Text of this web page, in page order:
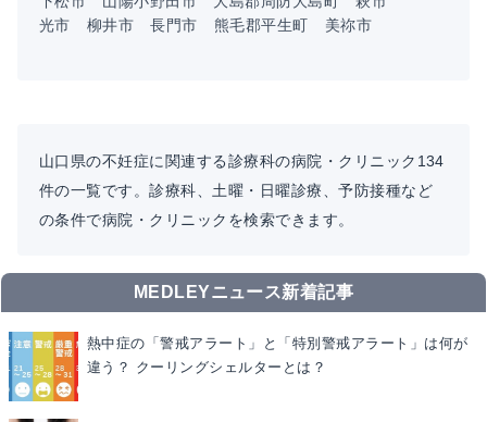
光市
柳井市 長門市 熊毛郡平生町 美祢市
山口県の不妊症に関連する診療科の病院・クリニック134
件の一覧です。診療科、土曜・日曜診療、予防接種など
の条件で病院・クリニックを検索できます。
MEDLEYニュース新着記事
熱中症の「警戒アラート」と「特別警戒アラート」は何が
違う？ クーリングシェルターとは？